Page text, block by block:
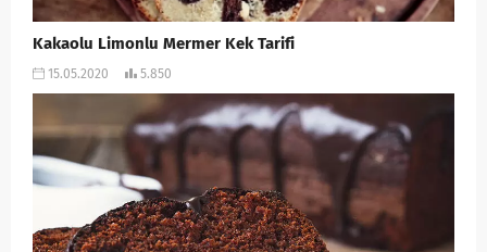
Kakaolu Limonlu Mermer Kek Tarifi
15.05.2020 5.850